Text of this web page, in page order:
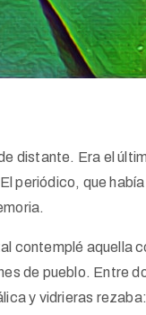
distante. Era el
periódico, que
contemplé aquella
de pueblo. Entre
y vidrieras